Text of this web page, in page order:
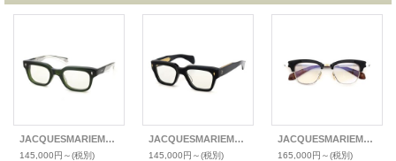
JACQUESMARIEMAGE(ジャックマリーマージュ) 2025年新色メガネ STEWART
145,000円～(税別)
JACQUESMARIEMAGE(ジャックマリーマージュ) 2025年新色メガネ FELLINI
145,000円～(税別)
JACQUESMARIEMAGE(ジャックマリーマージュ) 2025年新色メガネ SARTRE(サルトル)
165,000円～(税別)